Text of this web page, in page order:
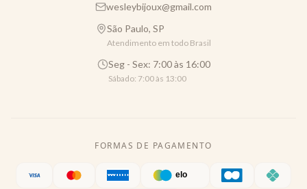
wesleybijoux@gmail.com
São Paulo, SP
Atendimento em todo Brasil
Seg - Sex: 7:00 às 16:00
Sábado: 7:00 às 13:00
FORMAS DE PAGAMENTO